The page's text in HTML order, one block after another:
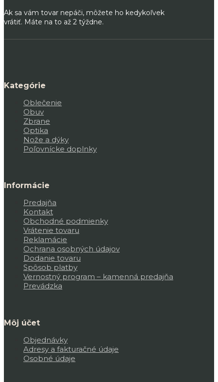
Ak sa vám tovar nepáči, môžete ho kedykoľvek
vrátiť. Máte na to až 2 týždne.
Kategórie
Oblečenie
Obuv
Zbrane
Optika
Nože a dýky
Poľovnícke doplnky
Informácie
Predajňa
Kontakt
Obchodné podmienky
Vrátenie tovaru
Reklamácie
Ochrana osobných údajov
Dodanie tovaru
Spôsob platby
Vernostný program – kamenná predajňa
Prevádzka
Môj účet
Objednávky
Adresy a fakturačné údaje
Osobné údaje